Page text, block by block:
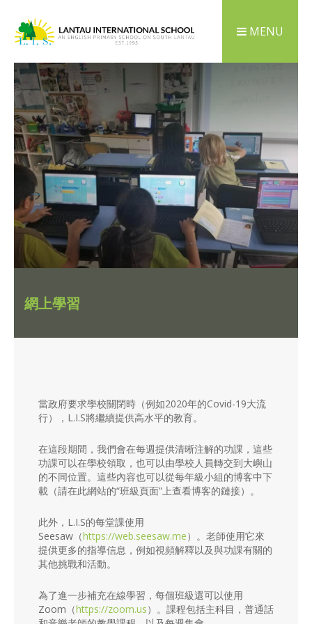
MENU
網上學習
當政府要求學校關閉時（例如2020年的Covid-19大流
行），L.I.S將繼續提供高水平的教育。
在這段期間，我們會在每週提供清晰注解的功課，這些
功課可以在學校領取，也可以由學校人員轉交到大嶼山
的不同位置。這些內容也可以從每年級小組的博客中下
載（請在此網站的“班級頁面”上查看博客的鏈接）。
此外，L.I.S的每堂課使用
Seesaw（https://web.seesaw.me）。老師使用它來
提供更多的指導信息，例如視頻解釋以及與功課有關的
其他挑戰和活動。
為了進一步補充在線學習，每個班級還可以使用
Zoom（https://zoom.us）。課程包括主科目，普通話